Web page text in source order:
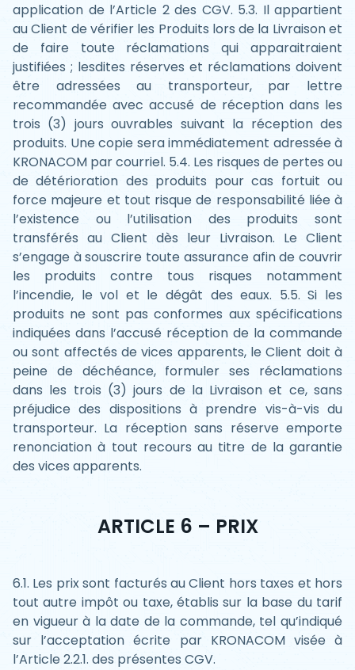
application de l’Article 2 des CGV. 5.3. Il appartient
au Client de vérifier les Produits lors de la Livraison et
de faire toute réclamations qui apparaitraient
justifiées ; lesdites réserves et réclamations doivent
être adressées au transporteur, par lettre
recommandée avec accusé de réception dans les
trois (3) jours ouvrables suivant la réception des
produits. Une copie sera immédiatement adressée à
KRONACOM par courriel. 5.4. Les risques de pertes ou
de détérioration des produits pour cas fortuit ou
force majeure et tout risque de responsabilité liée à
l’existence ou l’utilisation des produits sont
transférés au Client dès leur Livraison. Le Client
s’engage à souscrire toute assurance afin de couvrir
les produits contre tous risques notamment
l’incendie, le vol et le dégât des eaux. 5.5. Si les
produits ne sont pas conformes aux spécifications
indiquées dans l’accusé réception de la commande
ou sont affectés de vices apparents, le Client doit à
peine de déchéance, formuler ses réclamations
dans les trois (3) jours de la Livraison et ce, sans
préjudice des dispositions à prendre vis-à-vis du
transporteur. La réception sans réserve emporte
renonciation à tout recours au titre de la garantie
des vices apparents.
ARTICLE 6 – PRIX
6.1. Les prix sont facturés au Client hors taxes et hors
tout autre impôt ou taxe, établis sur la base du tarif
en vigueur à la date de la commande, tel qu’indiqué
sur l’acceptation écrite par KRONACOM visée à
l’Article 2.2.1. des présentes CGV.